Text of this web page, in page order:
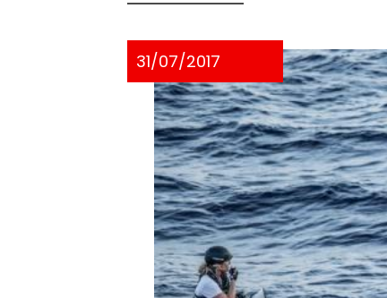
31/07/2017